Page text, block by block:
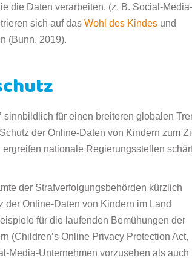
die Daten verarbeiten, (z. B. Social-Media-
sich auf das Wohl des Kindes und
(Bunn, 2019).
für einen breiteren globalen
der Online-Daten von Kindern zum
nationale Regierungsstellen
der Strafverfolgungsbehörden kürzlich
der Online-Daten von Kindern im Land
für die laufenden Bemühungen der
(Children’s Online Privacy Protection Act,
Media-Unternehmen vorzusehen als auch